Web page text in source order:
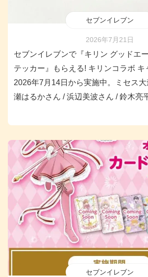
セブンイレブン
2026年7月21日
セブンイレブンで『キリン グッドエ
テッカー』もらえる! キリンコラボ キ
2026年7月14日から実施中。ミセス
瀬はるかさん / 浜辺美波さん / 鈴木亮
セブンイレブン